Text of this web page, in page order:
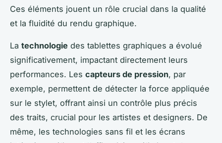
Ces éléments jouent un rôle crucial dans la qualité
et la fluidité du rendu graphique.
La technologie des tablettes graphiques a évolué
significativement, impactant directement leurs
performances. Les capteurs de pression, par
exemple, permettent de détecter la force appliquée
sur le stylet, offrant ainsi un contrôle plus précis
des traits, crucial pour les artistes et designers. De
même, les technologies sans fil et les écrans